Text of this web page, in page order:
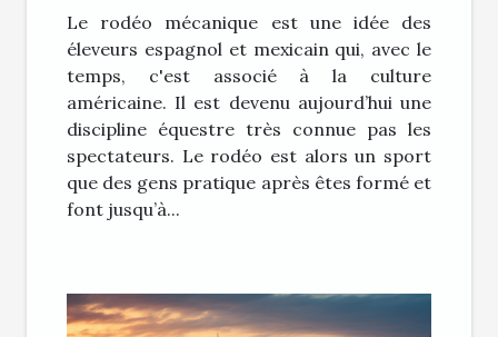
Le rodéo mécanique est une idée des
éleveurs espagnol et mexicain qui, avec le
temps, c'est associé à la culture
américaine. Il est devenu aujourd’hui une
discipline équestre très connue pas les
spectateurs. Le rodéo est alors un sport
que des gens pratique après êtes formé et
font jusqu’à...